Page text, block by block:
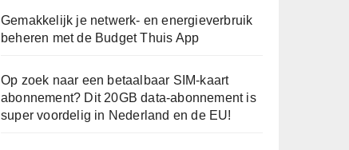
Gemakkelijk je netwerk- en energieverbruik
beheren met de Budget Thuis App
Op zoek naar een betaalbaar SIM-kaart
abonnement? Dit 20GB data-abonnement is
super voordelig in Nederland en de EU!